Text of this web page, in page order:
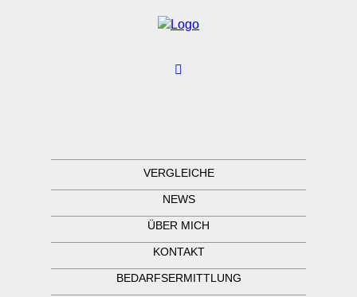
VERGLEICHE
NEWS
ÜBER MICH
KONTAKT
BEDARFSERMITTLUNG